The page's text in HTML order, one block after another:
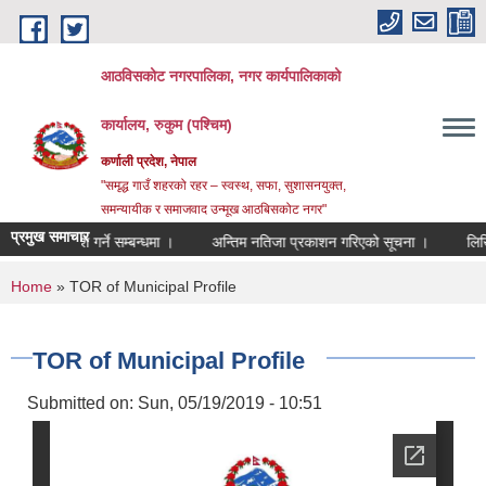
Skip to main content
आठविसकोट नगरपालिका, नगर कार्यपालिकाको
कार्यालय, रुकुम (पश्चिम)
कर्णाली प्रदेश, नेपाल
"समृद्ध गाउँ शहरको रहर – स्वस्थ, सफा, सुशासनयुक्त,
समन्यायीक र समाजवाद उन्मूख आठबिसकोट नगर"
प्रमुख समाचार
पेश गर्ने सम्बन्धमा । अन्तिम नतिजा प्रकाशन गरिएको सूचना । लिखित
You are here
Home » TOR of Municipal Profile
TOR of Municipal Profile
Submitted on: Sun, 05/19/2019 - 10:51